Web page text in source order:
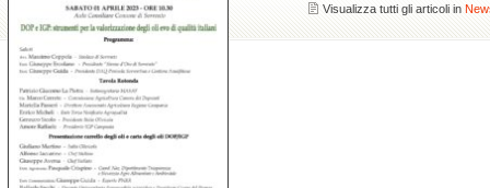
Visualizza tutti gli articoli in